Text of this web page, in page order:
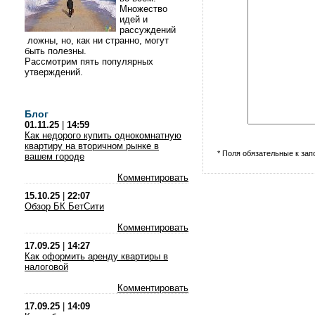
Множество
идей и
рассуждений
ложны, но, как ни странно, могут
быть полезны.
Рассмотрим пять популярных
утверждений.
Блог
01.11.25
14:59
Как недорого купить однокомнатную
квартиру на вторичном рынке в
вашем городе
Комментировать
15.10.25
22:07
Обзор БК БетСити
Комментировать
17.09.25
14:27
Как оформить аренду квартиры в
налоговой
Комментировать
17.09.25
14:09
* Поля обязательные к